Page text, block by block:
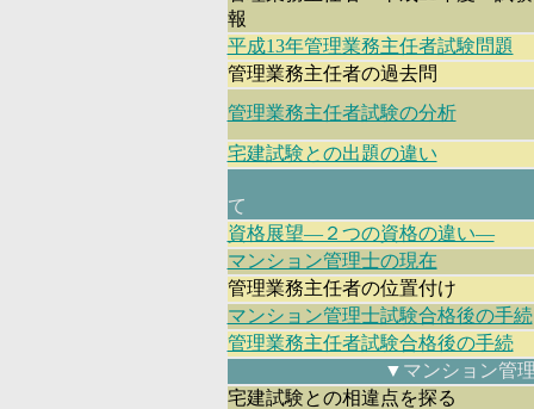
報
平成13年管理業務主任者試験問題
管理業務主任者の過去問
管理業務主任者試験の分析
宅建試験との出題の違い
て
資格展望―２つの資格の違い―
マンション管理士の現在
管理業務主任者の位置付け
マンション管理士試験合格後の手続
管理業務主任者試験合格後の手続
▼ マンション管
宅建試験との相違点を探る